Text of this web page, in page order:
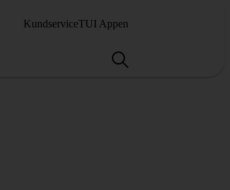
KundserviceTUI Appen